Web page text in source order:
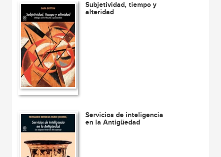
Subjetividad, tiempo y
alteridad
Servicios de inteligencia
en la Antigüedad